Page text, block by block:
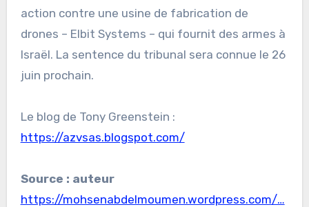
action contre une usine de fabrication de
drones – Elbit Systems – qui fournit des armes à
Israël. La sentence du tribunal sera connue le 26
juin prochain.
Le blog de Tony Greenstein :
https://azvsas.blogspot.com/
Source : auteur
https://mohsenabdelmoumen.wordpress.com/…